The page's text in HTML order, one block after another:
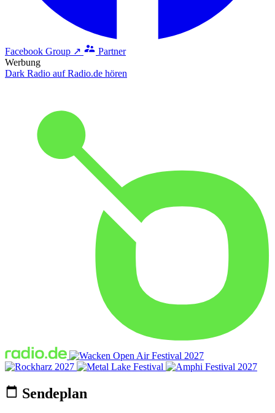
Facebook Group ↗
Partner
Werbung
Dark Radio auf Radio.de hören
Sendeplan